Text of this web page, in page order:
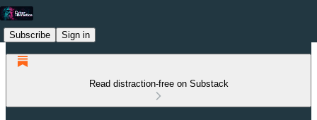
Subscribe Sign in
Read distraction-free on Substack